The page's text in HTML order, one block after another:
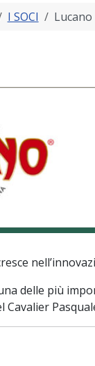
I SOCI Lucano
delle più